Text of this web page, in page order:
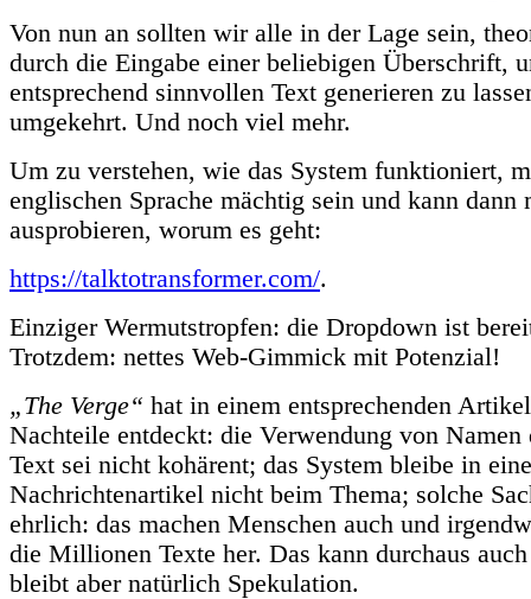
Von nun an sollten wir alle in der Lage sein,
durch die Eingabe einer beliebigen Überschrift,
entsprechend sinnvollen Text generieren zu
umgekehrt. Und noch viel mehr.
Um zu verstehen, wie das System funktioniert,
englischen Sprache mächtig sein und kann dann
ausprobieren, worum es geht:
https://talktotransformer.com/.
Einziger Wermutstropfen: die Dropdown ist
Trotzdem: nettes Web-Gimmick mit Potenzial!
„The Verge“ hat in einem entsprechenden
Nachteile entdeckt: die Verwendung von
Text sei nicht kohärent; das System bleibe in
Nachrichtenartikel nicht beim Thema; solche
ehrlich: das machen Menschen auch und
die Millionen Texte her. Das kann durchaus
bleibt aber natürlich Spekulation.